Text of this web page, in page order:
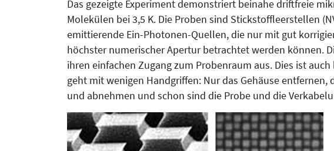
Das gezeigte Experiment demonstriert beinahe driftfreie
Mole­külen bei 3,5 K. Die Proben sind Stick­stoffleerstellen
emittierende Ein-Pho­tonen-Quellen, die nur mit gut
höchster numerischer Apertur betrachtet werden können.
ihren einfachen Zugang zum Probenraum aus. Dies ist
geht mit wenigen Handgriffen: Nur das Gehäuse
und abnehmen und schon sind die Probe und die